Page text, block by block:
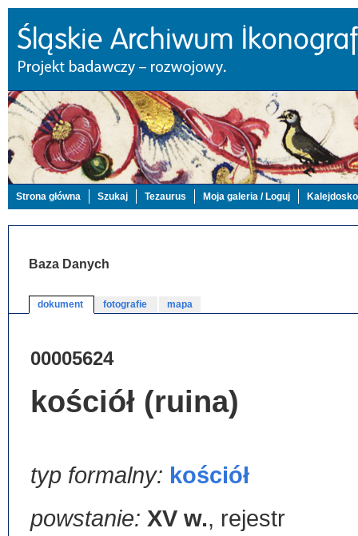
Strona główna Szukaj Tezaurus Moja galeria / Loguj
Baza Danych
dokument fotografie mapa
00005624
kościół (ruina)
typ formalny: kościół
powstanie: XV w., rejestr